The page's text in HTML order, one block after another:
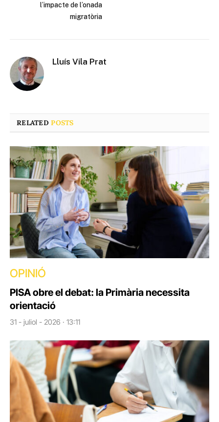
l’impacte de l’onada
migratòria
Lluís Vila Prat
RELATEDPOSTS
OPINIÓ
PISA obre el debat: la Primària necessita
orientació
31 - juliol - 2026 · 13:11